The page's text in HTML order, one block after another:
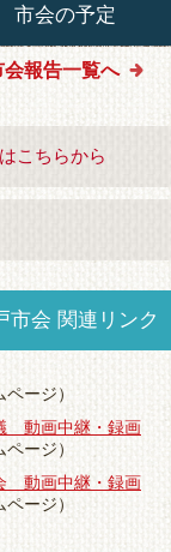
市会の予定
会報告一覧へ
こちらから
市会 関連リンク
ージ）
動画中継・録画
ージ）
動画中継・録画
ページ）